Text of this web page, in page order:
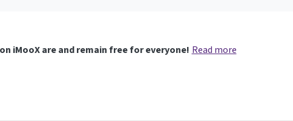
iMooX are and remain free for everyone! Read more